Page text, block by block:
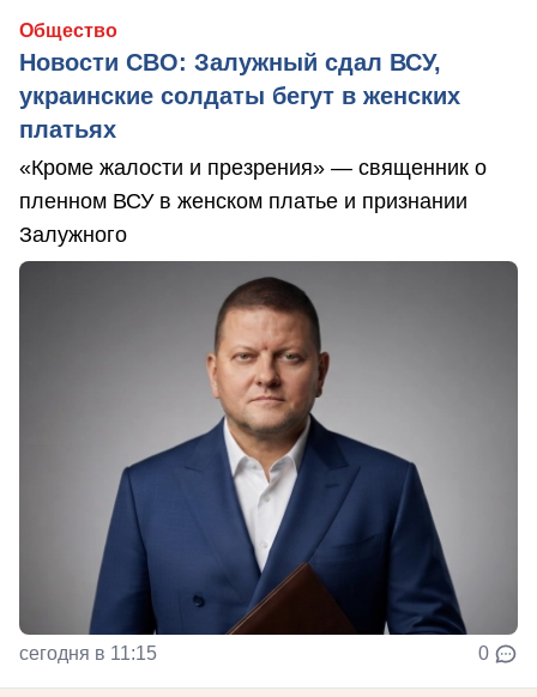
Общество
Новости СВО: Залужный сдал ВСУ,
украинские солдаты бегут в женских
платьях
«Кроме жалости и презрения» — священник о
пленном ВСУ в женском платье и признании
Залужного
сегодня в 11:15 0